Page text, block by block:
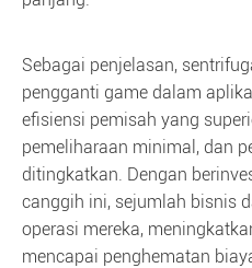
Sebagai penjelasan,
pengganti game dalam
efisiensi pemisah yang
pemeliharaan minimal, dan
ditingkatkan. Dengan
canggih ini, sejumlah bisnis
operasi mereka,
mencapai penghematan